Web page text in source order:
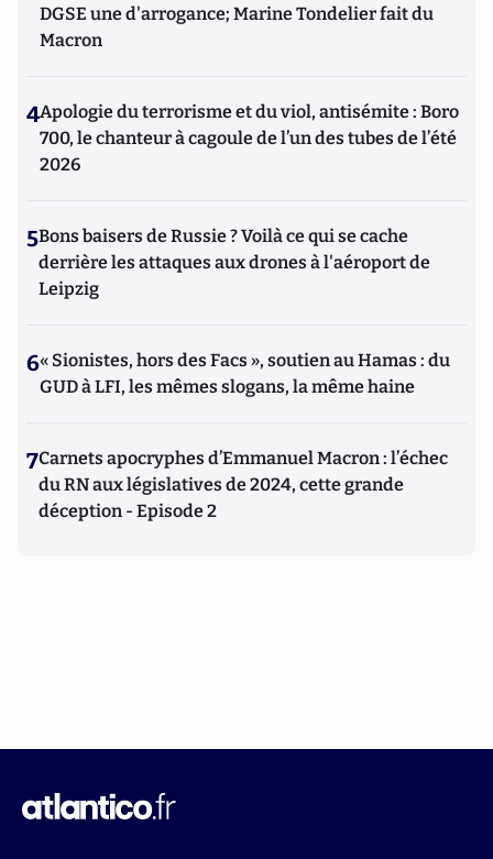
DGSE une d'arrogance; Marine Tondelier fait du
Macron
4Apologie du terrorisme et du viol, antisémite : Boro
700, le chanteur à cagoule de l’un des tubes de l’été
2026
5Bons baisers de Russie ? Voilà ce qui se cache
derrière les attaques aux drones à l'aéroport de
Leipzig
6« Sionistes, hors des Facs », soutien au Hamas : du
GUD à LFI, les mêmes slogans, la même haine
7Carnets apocryphes d’Emmanuel Macron : l’échec
du RN aux législatives de 2024, cette grande
déception - Episode 2